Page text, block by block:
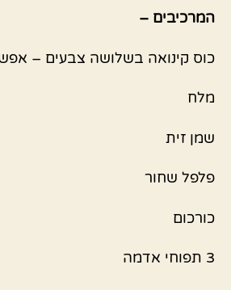
המרכיבים –
כוס קינואה בשלושה צבעים –
מלח
שמן זית
פלפל שחור
כורכום
3 תפוחי אדמה